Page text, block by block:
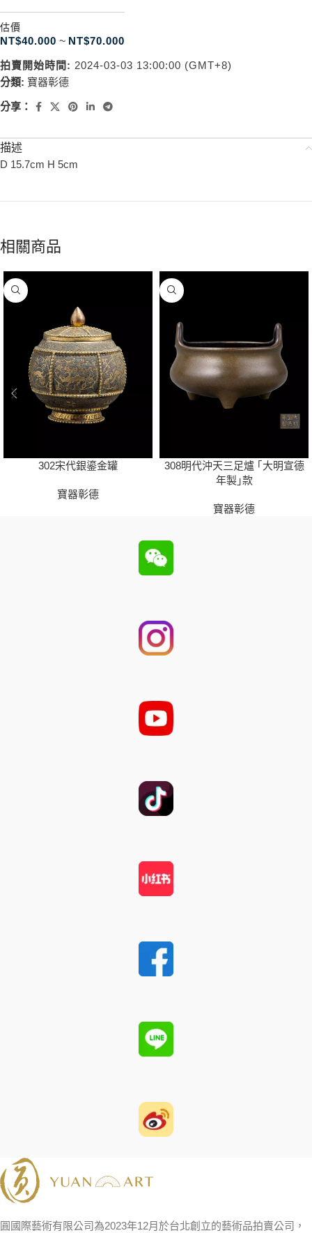
估價
NT$40.000 ~ NT$70.000
拍賣開始時間: 2024-03-03 13:00:00 (GMT+8)
分類: 寶器彰德
分享：
描述
D 15.7cm H 5cm
相關商品
302宋代銀鎏金罐
寶器彰德
308明代沖天三足爐 ｢大明宣德
年製｣款
寶器彰德
圓國際藝術有限公司為2023年12月於台北創立的藝術品拍賣公司，